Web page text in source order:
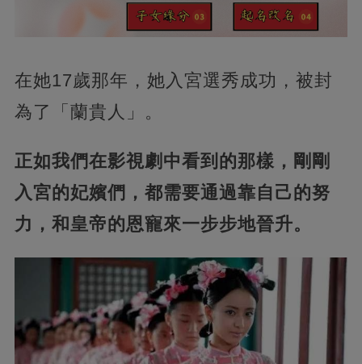
在她17歲那年，她入宮選秀成功，被封
為了「蘭貴人」。
正如我們在影視劇中看到的那樣，剛剛
入宮的妃嬪們，都需要通過靠自己的努
力，和皇帝的恩寵來一步步地晉升。